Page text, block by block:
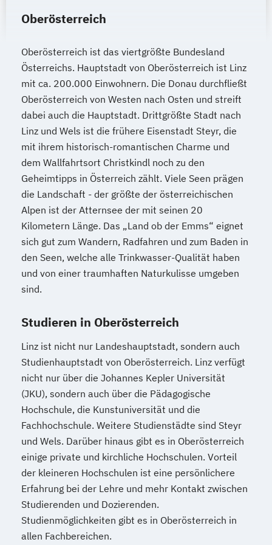
Kindheitspädagogik für Erzieher:innen
Kommunikationspsychologie
Kultur- und Medienpädagogik
Leitungshandeln in der Pädagogik
Logistikmanagement Logopädie
MBA - Human Resource Management
(DE/EN)
MBA - New Work & Talent Management
Management (DE/EN) Marketing
Marketing und digitale Medien
Marketingmanagement Maschinenbau
Master of Business Administration (DE/EN)
Mechatronik
Mediation und Konfliktmanagement
Medizinische Informatik Medizintechnik
Nachhaltiges Management New Work
Online Marketing
Online Marketing (DE/EN)
Online-Marketing und E-Commerce
Personalentwicklung
Personalmanagement
Personalmanagement (DE/EN) Pflege
Pflegemanagement Pflegepädagogik
Physiotherapie
Product Management (DE/EN)
Produktdesign
Projektmanagement (DE/EN)
Oberösterreich
Oberösterreich ist das viertgrößte Bundesland
Österreichs. Hauptstadt von Oberösterreich ist Linz
mit ca. 200.000 Einwohnern. Die Donau durchfließt
Oberösterreich von Westen nach Osten und streift
dabei auch die Hauptstadt. Drittgrößte Stadt nach
Linz und Wels ist die frühere Eisenstadt Steyr, die
mit ihrem historisch-romantischen Charme und
dem Wallfahrtsort Christkindl noch zu den
Geheimtipps in Österreich zählt. Viele Seen prägen
die Landschaft - der größte der österreichischen
Alpen ist der Atternsee der mit seinen 20
Kilometern Länge. Das „Land ob der Emms“ eignet
sich gut zum Wandern, Radfahren und zum Baden in
den Seen, welche alle Trinkwasser-Qualität haben
und von einer traumhaften Naturkulisse umgeben
sind.
Studieren in Oberösterreich
Linz ist nicht nur Landeshauptstadt, sondern auch
Studienhauptstadt von Oberösterreich. Linz verfügt
nicht nur über die Johannes Kepler Universität
(JKU), sondern auch über die Pädagogische
Hochschule, die Kunstuniversität und die
Fachhochschule. Weitere Studienstädte sind Steyr
und Wels. Darüber hinaus gibt es in Oberösterreich
einige private und kirchliche Hochschulen. Vorteil
der kleineren Hochschulen ist eine persönlichere
Erfahrung bei der Lehre und mehr Kontakt zwischen
Studierenden und Dozierenden.
Studienmöglichkeiten gibt es in Oberösterreich in
allen Fachbereichen.